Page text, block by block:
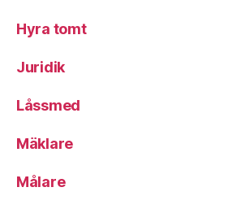
Hyra tomt
Juridik
Låssmed
Mäklare
Målare